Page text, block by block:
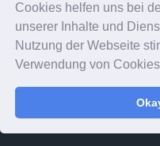
Cookies helfen uns bei
unserer Inhalte und
Nutzung der Webseite
Verwendung von